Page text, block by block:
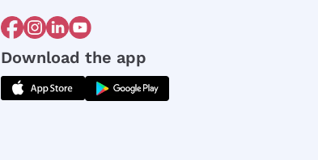
Download the app